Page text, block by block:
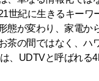
世紀に生きるキーワ
態が変わり、家電
茶の間ではなく、
は、UDTVと呼ばれ